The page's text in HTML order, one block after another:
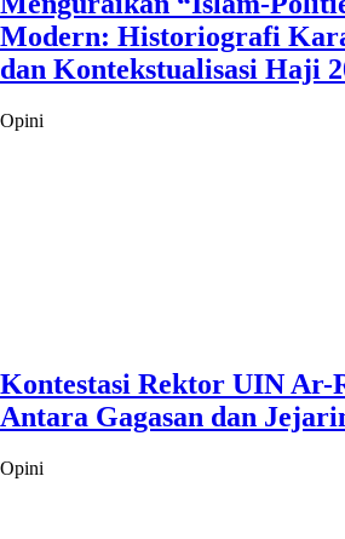
Modern: Historiografi
dan Kontekstualisasi Haji
Opini
Kontestasi Rektor UIN Ar-
Antara Gagasan dan
Opini